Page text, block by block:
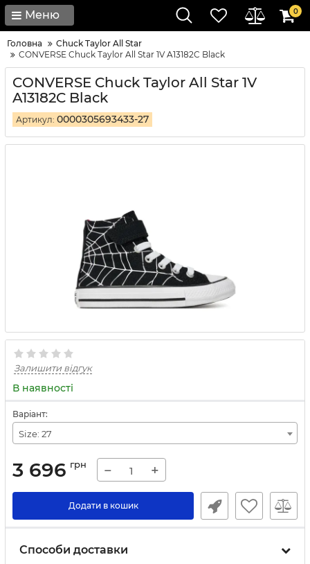
Меню 0
Головна
Chuck Taylor All Star
CONVERSE Chuck Taylor All Star 1V A13182C Black
CONVERSE Chuck Taylor All Star 1V
A13182C Black
Артикул: 0000305693433-27
Залишити відгук
В наявності
Варіант:
Size: 27
3 696 грн − +
Додати в кошик
Способи доставки